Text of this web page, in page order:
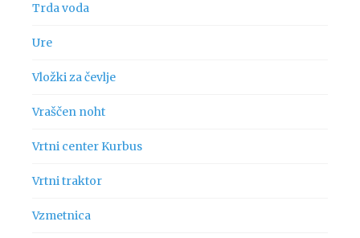
Trda voda
Ure
Vložki za čevlje
Vraščen noht
Vrtni center Kurbus
Vrtni traktor
Vzmetnica